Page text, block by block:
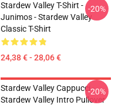
Stardew Valley T-Shirt -
Junimos - Stardew Valley
Classic T-Shirt
24,38 € - 28,06 €
-20%
Stardew Valley Cappucci -
Stardew Valley Intro Pullover
-20%